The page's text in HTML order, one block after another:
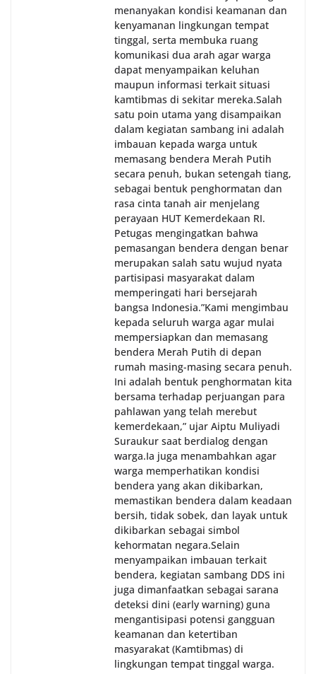
menanyakan kondisi keamanan dan
kenyamanan lingkungan tempat
tinggal, serta membuka ruang
komunikasi dua arah agar warga
dapat menyampaikan keluhan
maupun informasi terkait situasi
kamtibmas di sekitar mereka.‎‎‎Salah
satu poin utama yang disampaikan
dalam kegiatan sambang ini adalah
imbauan kepada warga untuk
memasang bendera Merah Putih
secara penuh, bukan setengah tiang,
sebagai bentuk penghormatan dan
rasa cinta tanah air menjelang
perayaan HUT Kemerdekaan RI.
Petugas mengingatkan bahwa
pemasangan bendera dengan benar
merupakan salah satu wujud nyata
partisipasi masyarakat dalam
memperingati hari bersejarah
bangsa Indonesia.‎‎”Kami mengimbau
kepada seluruh warga agar mulai
mempersiapkan dan memasang
bendera Merah Putih di depan
rumah masing-masing secara penuh.
Ini adalah bentuk penghormatan kita
bersama terhadap perjuangan para
pahlawan yang telah merebut
kemerdekaan,” ujar Aiptu Muliyadi
Suraukur saat berdialog dengan
warga.‎‎Ia juga menambahkan agar
warga memperhatikan kondisi
bendera yang akan dikibarkan,
memastikan bendera dalam keadaan
bersih, tidak sobek, dan layak untuk
dikibarkan sebagai simbol
kehormatan negara.‎‎‎Selain
menyampaikan imbauan terkait
bendera, kegiatan sambang DDS ini
juga dimanfaatkan sebagai sarana
deteksi dini (early warning) guna
mengantisipasi potensi gangguan
keamanan dan ketertiban
masyarakat (Kamtibmas) di
lingkungan tempat tinggal warga.